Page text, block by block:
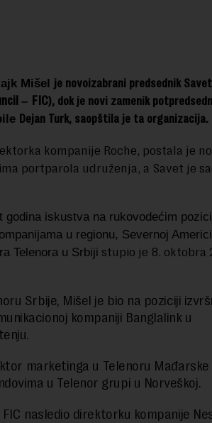
Mišel je novoizabrani predsednik
– FIC), dok je novi zamenik
Dejan Turk, saopštila je ta organizacija.
kompanije Roche, postala je
portparola udruženja, a Savet je
godina iskustva na rukovodećim
u regionu, Severnoj
Telenora u Srbiji stupio je 8. oktobra
Srbije, Mišel je bio na poziciji
kompaniji Banglalink u
marketinga u Telenoru Mađarske
u Telenor grupi u Norveškoj.
nasledio direktorku kompanije